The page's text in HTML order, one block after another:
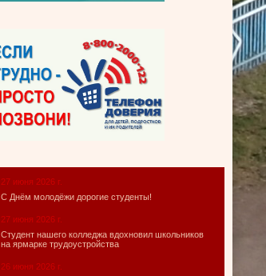
27 июня 2026 г.
С Днём молодёжи дорогие студенты!
27 июня 2026 г.
Студент нашего колледжа вдохновил школьников
на ярмарке трудоустройства
26 июня 2026 г.